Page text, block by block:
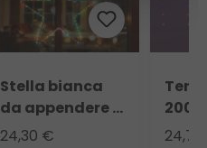
Stella bianca
da appendere Ø
35 cm, micro led
24,30 €
200
Luce